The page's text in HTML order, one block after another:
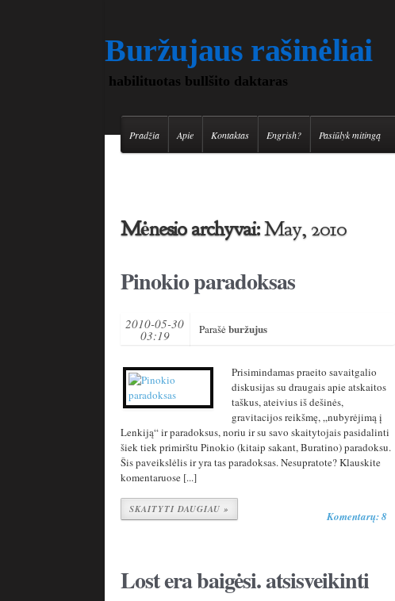
Buržujaus rašinėliai
habilituotas bullšito daktaras
Pradžia Apie Kontaktas Engrish? Pasiūlyk mitingą
Mėnesio archyvai:May, 2010
Pinokio paradoksas
2010-05-30
03:19 Parašėburžujus
Prisimindamas praeito savaitgalio
diskusijas su draugais apie atskaitos
taškus, ateivius iš dešinės,
gravitacijos reikšmę, „nubyrėjimą į
Lenkiją“ ir paradoksus, noriu ir su savo skaitytojais pasidalinti
šiek tiek primirštu Pinokio (kitaip sakant, Buratino) paradoksu.
Šis paveikslėlis ir yra tas paradoksas. Nesupratote? Klauskite
komentaruose [...]
SKAITYTI DAUGIAU » Komentarų: 8
Lost era baigėsi. atsisveikinti